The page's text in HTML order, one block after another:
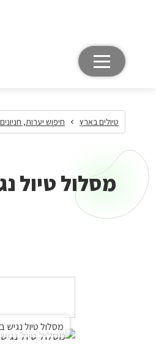
טיולים בארץ חיפוש יערות,
מסלול טיול
מסלול טיול